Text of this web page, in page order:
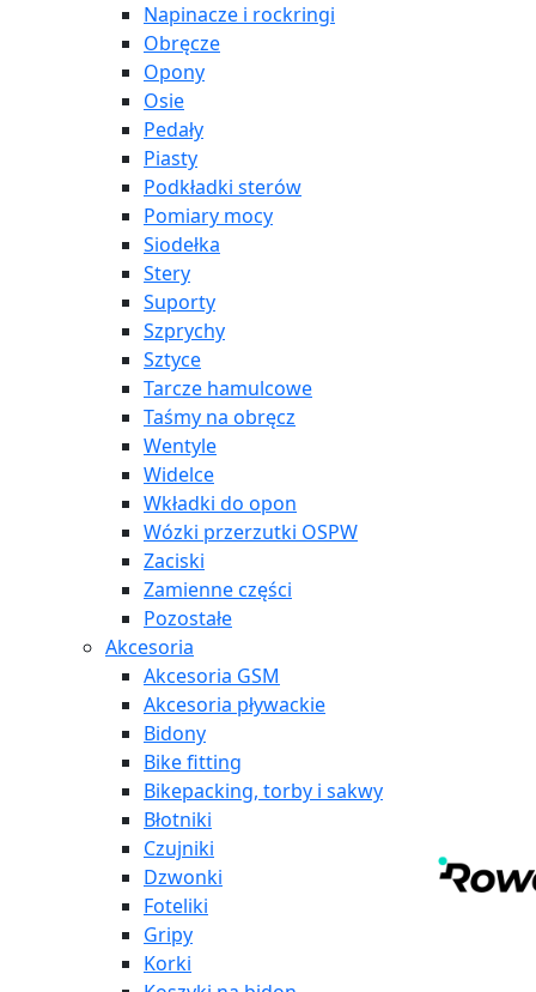
Napinacze i rockringi
Obręcze
Opony
Osie
Pedały
Piasty
Podkładki sterów
Pomiary mocy
Siodełka
Stery
Suporty
Szprychy
Sztyce
Tarcze hamulcowe
Taśmy na obręcz
Wentyle
Widelce
Wkładki do opon
Wózki przerzutki OSPW
Zaciski
Zamienne części
Pozostałe
Akcesoria
Akcesoria GSM
Akcesoria pływackie
Bidony
Bike fitting
Bikepacking, torby i sakwy
Błotniki
Czujniki
Dzwonki
Foteliki
Gripy
Korki